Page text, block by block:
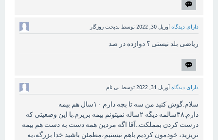
دارای دیدگاه آوریل 30, 2022 توسط بدبخت روزگار
ریاضی بلد نیستی ؟ دوازده در صد
دارای دیدگاه آوریل 31, 2022 توسط بی نام
سلام.گوش کنید من سه تا بچه دارم ۱۰سال هم بیمه
دارم.۳۸سالمه دیگه ۲ساله نمیتونم بیمه بریزم.با این وضعیتی که
درست کردن بمملکت..آقا اگه مردین همه دست به دست هم بیمه
نریزید، خودمون کردیم باهم نیستیم،مطمئن باشید خدا بزرگه،یه